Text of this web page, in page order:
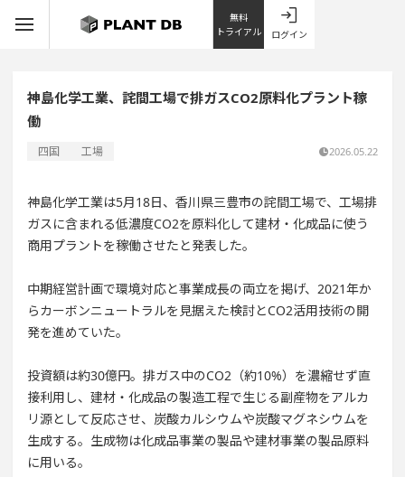
無料
トライアル
ログイン
神島化学工業、詫間工場で排ガスCO2原料化プラント稼
働
四国 工場 2026.05.22
神島化学工業は5月18日、香川県三豊市の詫間工場で、工場排
ガスに含まれる低濃度CO2を原料化して建材・化成品に使う
商用プラントを稼働させたと発表した。
中期経営計画で環境対応と事業成長の両立を掲げ、2021年か
らカーボンニュートラルを見据えた検討とCO2活用技術の開
発を進めていた。
投資額は約30億円。排ガス中のCO2（約10%）を濃縮せず直
接利用し、建材・化成品の製造工程で生じる副産物をアルカ
リ源として反応させ、炭酸カルシウムや炭酸マグネシウムを
生成する。生成物は化成品事業の製品や建材事業の製品原料
に用いる。